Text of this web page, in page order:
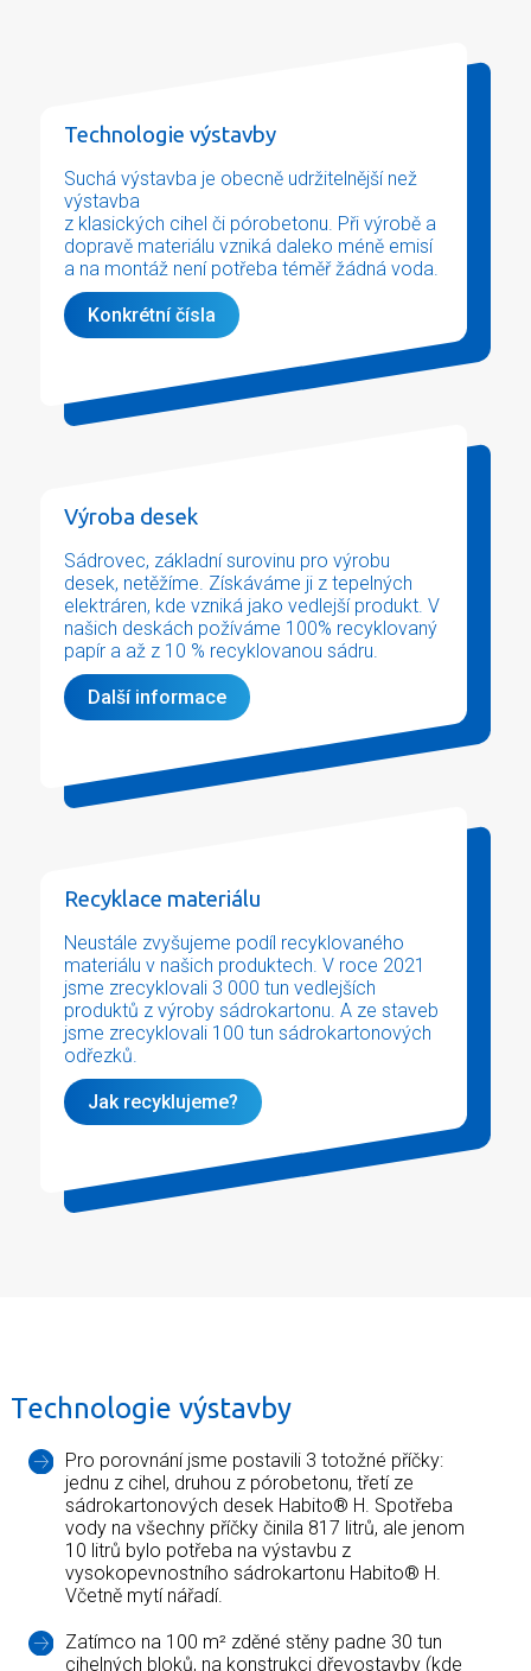
Technologie výstavby
Suchá výstavba je obecně udržitelnější než
výstavba
z klasických cihel či pórobetonu. Při výrobě a
dopravě materiálu vzniká daleko méně emisí
a na montáž není potřeba téměř žádná voda.
Konkrétní čísla
Výroba desek
Sádrovec, základní surovinu pro výrobu
desek, netěžíme. Získáváme ji z tepelných
elektráren, kde vzniká jako vedlejší produkt. V
našich deskách požíváme 100% recyklovaný
papír a až z 10 % recyklovanou sádru.
Další informace
Recyklace materiálu
Neustále zvyšujeme podíl recyklovaného
materiálu v našich produktech. V roce 2021
jsme zrecyklovali 3 000 tun vedlejších
produktů z výroby sádrokartonu. A ze staveb
jsme zrecyklovali 100 tun sádrokartonových
odřezků.
Jak recyklujeme?
Technologie výstavby
Pro porovnání jsme postavili 3 totožné příčky:
jednu z cihel, druhou z pórobetonu, třetí ze
sádrokartonových desek Habito® H. Spotřeba
vody na všechny příčky činila 817 litrů, ale jenom
10 litrů bylo potřeba na výstavbu z
vysokopevnostního sádrokartonu Habito® H.
Včetně mytí nářadí.
Zatímco na 100 m² zděné stěny padne 30 tun
cihelných bloků, na konstrukci dřevostavby (kde